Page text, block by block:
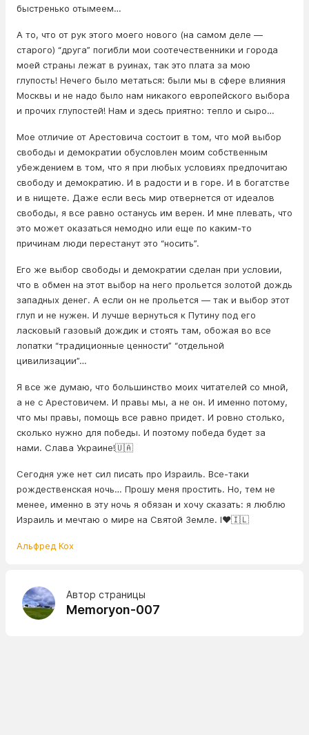
быстренько отымеем…
А то, что от рук этого моего нового (на самом деле —
старого) “друга” погибли мои соотечественники и города
моей страны лежат в руинах, так это плата за мою
глупость! Нечего было метаться: были мы в сфере влияния
Москвы и не надо было нам никакого европейского выбора
и прочих глупостей! Нам и здесь приятно: тепло и сыро…
Мое отличие от Арестовича состоит в том, что мой выбор
свободы и демократии обусловлен моим собственным
убеждением в том, что я при любых условиях предпочитаю
свободу и демократию. И в радости и в горе. И в богатстве
и в нищете. Даже если весь мир отвернется от идеалов
свободы, я все равно останусь им верен. И мне плевать, что
это может оказаться немодно или еще по каким-то
причинам люди перестанут это “носить”.
Его же выбор свободы и демократии сделан при условии,
что в обмен на этот выбор на него прольется золотой дождь
западных денег. А если он не прольется — так и выбор этот
глуп и не нужен. И лучше вернуться к Путину под его
ласковый газовый дождик и стоять там, обожая во все
лопатки “традиционные ценности” “отдельной
цивилизации”…
Я все же думаю, что большинство моих читателей со мной,
а не с Арестовичем. И правы мы, а не он. И именно потому,
что мы правы, помощь все равно придет. И ровно столько,
сколько нужно для победы. И поэтому победа будет за
нами. Слава Украине!🇺🇦
Сегодня уже нет сил писать про Израиль. Все-таки
рождественская ночь… Прошу меня простить. Но, тем не
менее, именно в эту ночь я обязан и хочу сказать: я люблю
Израиль и мечтаю о мире на Святой Земле. I❤️🇮🇱
Альфред Кох
Автор страницы
Memoryon-007